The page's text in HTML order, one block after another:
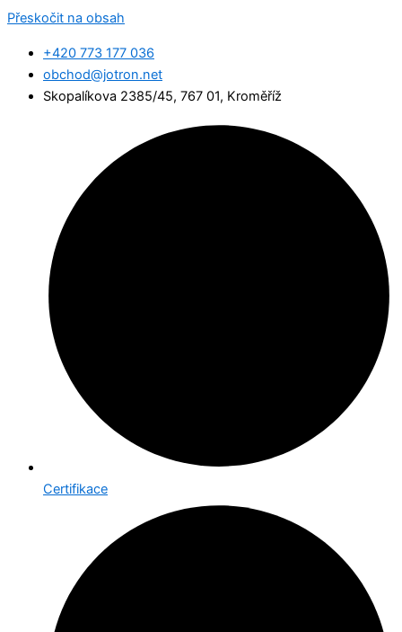
Přeskočit na obsah
+420 773 177 036
obchod@jotron.net
Skopalíkova 2385/45, 767 01, Kroměříž
Certifikace